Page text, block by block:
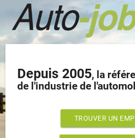
Depuis 2005, la
de l'industrie de
TROUVER UN